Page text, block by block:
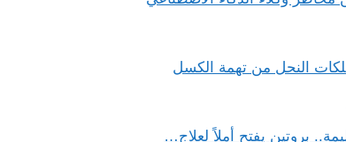
النحل من تهمة الكسل
بروتين يفتح أملاً لعلاج…